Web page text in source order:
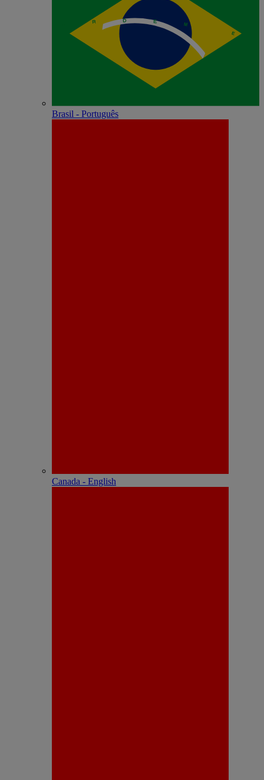
Brasil - Português
Canada - English